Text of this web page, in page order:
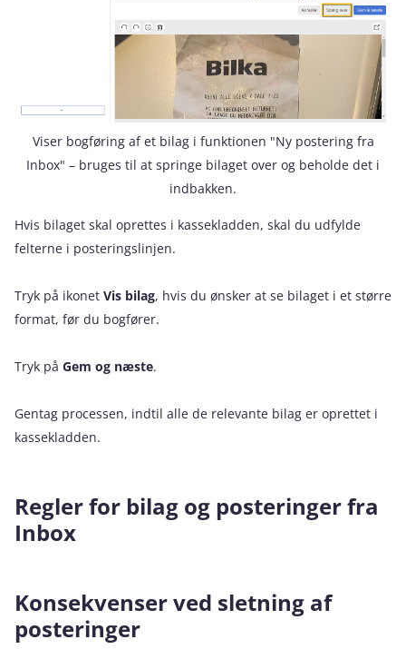
Viser bogføring af et bilag i funktionen "Ny postering fra
Inbox" – bruges til at springe bilaget over og beholde det i
indbakken.
Hvis bilaget skal oprettes i kassekladden, skal du udfylde
felterne i posteringslinjen.
Tryk på ikonet Vis bilag, hvis du ønsker at se bilaget i et større
format, før du bogfører.
Tryk på Gem og næste.
Gentag processen, indtil alle de relevante bilag er oprettet i
kassekladden.
Regler for bilag og posteringer fra
Inbox
Konsekvenser ved sletning af
posteringer